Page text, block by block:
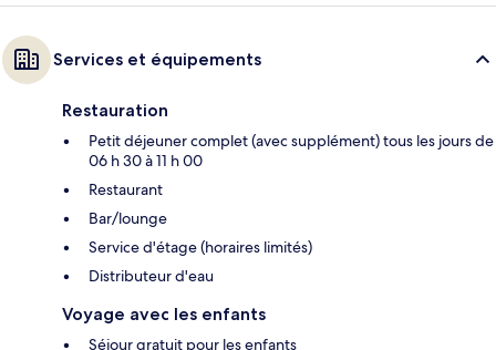
Services et équipements
Restauration
Petit déjeuner complet (avec supplément) tous les jours de
06 h 30 à 11 h 00
Restaurant
Bar/lounge
Service d'étage (horaires limités)
Distributeur d'eau
Voyage avec les enfants
Séjour gratuit pour les enfants